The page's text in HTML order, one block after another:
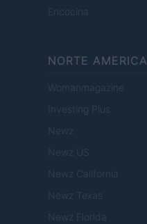
Encocina
NORTE AMERICA
Womanmagazine
Investing Plus
Newz
Newz US
Newz California
Newz Texas
Newz Florida